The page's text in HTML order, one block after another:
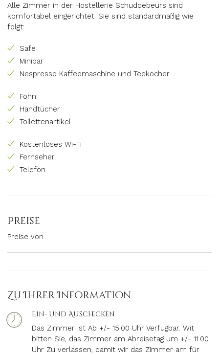
Alle Zimmer in der Hostellerie Schuddebeurs sind
komfortabel eingerichtet. Sie sind standardmäßig wie
folgt:
Safe
Minibar
Nespresso Kaffeemaschine und Teekocher
Föhn
Handtücher
Toilettenartikel
Kostenloses Wi-Fi
Fernseher
Telefon
Preise
Preise von
Zu Ihrer Information
Ein- und Auschecken
Das Zimmer ist Ab +/- 15.00 Uhr Verfugbar. Wit
bitten Sie, das Zimmer am Abreisetag um +/- 11.00
Uhr Zu verlassen, damit wir das Zimmer am für